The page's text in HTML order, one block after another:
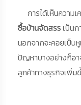
การได้เห็นความเ
ซื้อบ้านจัดสรรเป็น
นอกจากจะคอยเป็น
ปัญหาบางอย่างก็อา
ลูกค้าทางธุรกิจเพิ่ม